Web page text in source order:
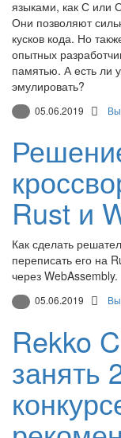
языками, как С или
Они позволяют
кусков кода. Но
опытных
памятью. А есть ли
эмулировать?
05.06.2019
Rust и
Как сделать
переписать его на
через WebAssembly.
05.06.2019
Rekko
занять